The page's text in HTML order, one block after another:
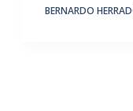
BERNARDO